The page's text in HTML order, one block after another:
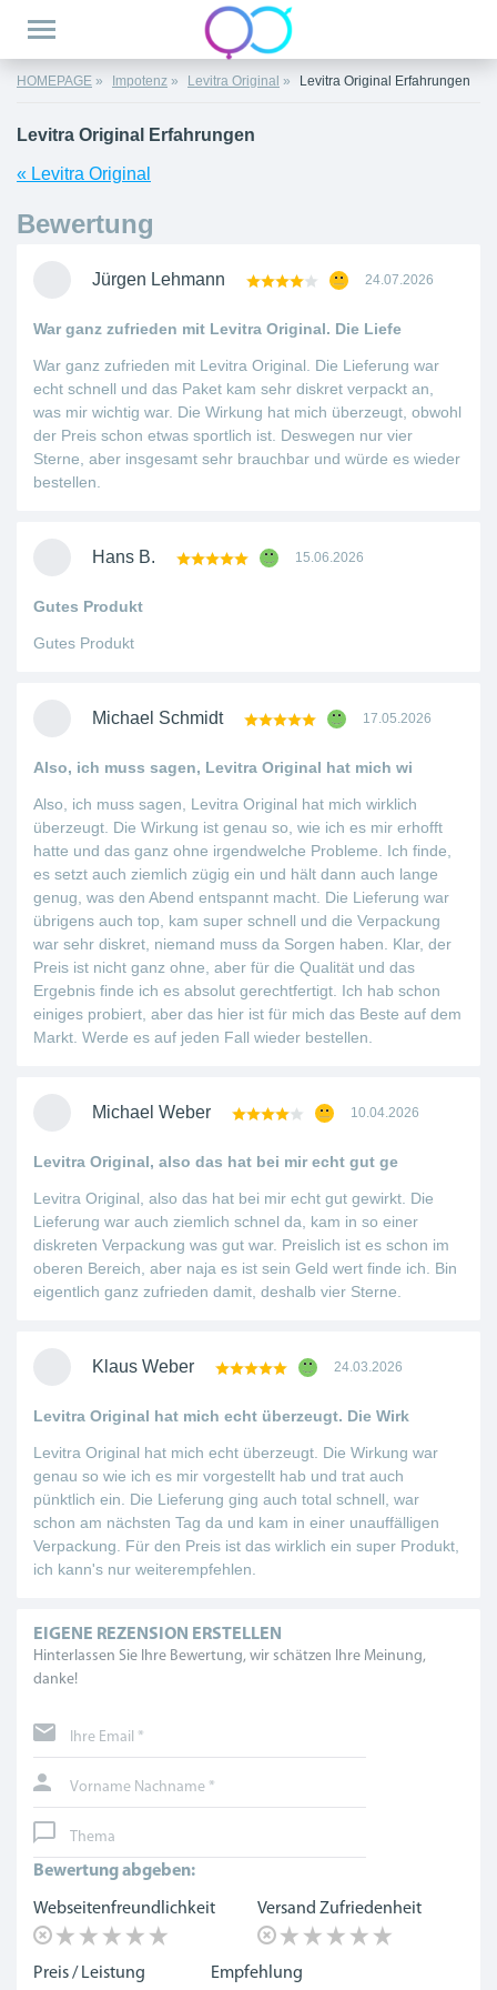
HOMEPAGE Impotenz Levitra Original Levitra Original Erfahrungen
Levitra Original Erfahrungen
« Levitra Original
Bewertung
Jürgen Lehmann 24.07.2026
War ganz zufrieden mit Levitra Original. Die Liefe
War ganz zufrieden mit Levitra Original. Die Lieferung war
echt schnell und das Paket kam sehr diskret verpackt an,
was mir wichtig war. Die Wirkung hat mich überzeugt, obwohl
der Preis schon etwas sportlich ist. Deswegen nur vier
Sterne, aber insgesamt sehr brauchbar und würde es wieder
bestellen.
Hans B. 15.06.2026
Gutes Produkt
Gutes Produkt
Michael Schmidt 17.05.2026
Also, ich muss sagen, Levitra Original hat mich wi
Also, ich muss sagen, Levitra Original hat mich wirklich
überzeugt. Die Wirkung ist genau so, wie ich es mir erhofft
hatte und das ganz ohne irgendwelche Probleme. Ich finde,
es setzt auch ziemlich zügig ein und hält dann auch lange
genug, was den Abend entspannt macht. Die Lieferung war
übrigens auch top, kam super schnell und die Verpackung
war sehr diskret, niemand muss da Sorgen haben. Klar, der
Preis ist nicht ganz ohne, aber für die Qualität und das
Ergebnis finde ich es absolut gerechtfertigt. Ich hab schon
einiges probiert, aber das hier ist für mich das Beste auf dem
Markt. Werde es auf jeden Fall wieder bestellen.
Michael Weber 10.04.2026
Levitra Original, also das hat bei mir echt gut ge
Levitra Original, also das hat bei mir echt gut gewirkt. Die
Lieferung war auch ziemlich schnel da, kam in so einer
diskreten Verpackung was gut war. Preislich ist es schon im
oberen Bereich, aber naja es ist sein Geld wert finde ich. Bin
eigentlich ganz zufrieden damit, deshalb vier Sterne.
Klaus Weber 24.03.2026
Levitra Original hat mich echt überzeugt. Die Wirk
Levitra Original hat mich echt überzeugt. Die Wirkung war
genau so wie ich es mir vorgestellt hab und trat auch
pünktlich ein. Die Lieferung ging auch total schnell, war
schon am nächsten Tag da und kam in einer unauffälligen
Verpackung. Für den Preis ist das wirklich ein super Produkt,
ich kann's nur weiterempfehlen.
EIGENE REZENSION ERSTELLEN
Hinterlassen Sie Ihre Bewertung, wir schätzen Ihre Meinung,
danke!
Ihre Email *
Vorname Nachname *
Thema
Bewertung abgeben:
Webseitenfreundlichkeit Versand Zufriedenheit
Preis / Leistung Empfehlung